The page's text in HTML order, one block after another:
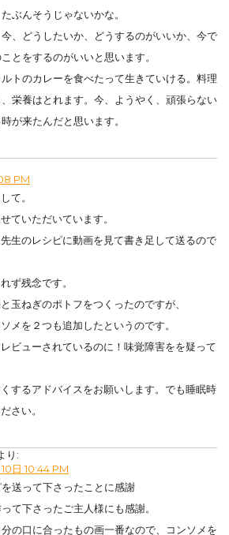
ぶんそうじゃないかな。
、どうしたいか、どうするのがいいか、今で
とをするのがいいと思います。
トのカレーを食べたって生きていける。料理
栄養はとれます。今、ようやく、頑張らない
が来たんだと思います。
PM
て。
ていただいています。
生のレシピに動画を見て書き足して送るので
ず残念です。
玉ねぎのポトフをつくったのですが、
メを２つも追加したというのです。
ビューされているのに！味覚障害をを疑って
するアドバイスをお願いします。でも睡眠時
さい。
り:
日 10:44 PM
送って下さったことに感謝
て下さったご主人様にも感謝。
の口に合ったもの画一番なので、コンソメを